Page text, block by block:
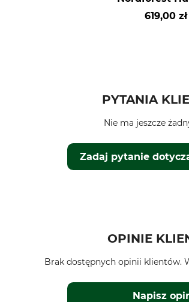
619,00 zł
PYTANIA
Zadaj pytanie
Nie ma jeszcze
OPINIE
Brak dostępnych opinii klientów.
Napisz